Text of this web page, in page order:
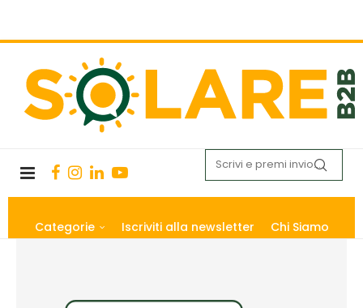
Categorie Iscriviti alla newsletter Chi Siamo